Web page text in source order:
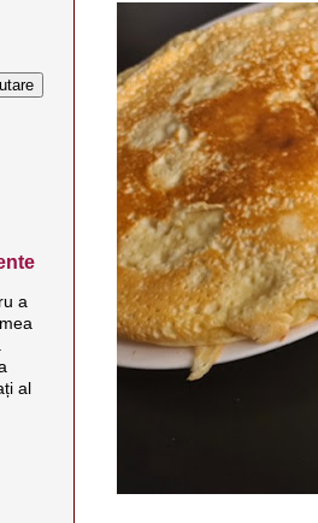
a
al